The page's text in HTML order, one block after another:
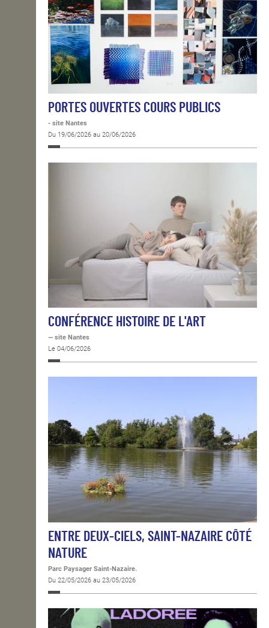
PORTES OUVERTES COURS PUBLICS
- site Nantes
Du 19/06/2026 au 20/06/2026
CONFÉRENCE HISTOIRE DE L'ART
— site Nantes
Le 04/06/2026
ENTRE DEUX-CIELS, SAINT-NAZAIRE CÔTÉ
NATURE
Parc Paysager Saint-Nazaire.
Du 22/05/2026 au 23/05/2026